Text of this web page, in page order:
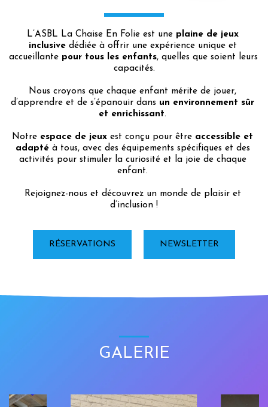
L’ASBL La Chaise En Folie est une plaine de jeux
inclusive dédiée à offrir une expérience unique et
accueillante pour tous les enfants, quelles que soient leurs
capacités.
Nous croyons que chaque enfant mérite de jouer,
d’apprendre et de s’épanouir dans un environnement sûr
et enrichissant.
Notre espace de jeux est conçu pour être accessible et
adapté à tous, avec des équipements spécifiques et des
activités pour stimuler la curiosité et la joie de chaque
enfant.
Rejoignez-nous et découvrez un monde de plaisir et
d’inclusion !
RÉSERVATIONS NEWSLETTER
GALERIE